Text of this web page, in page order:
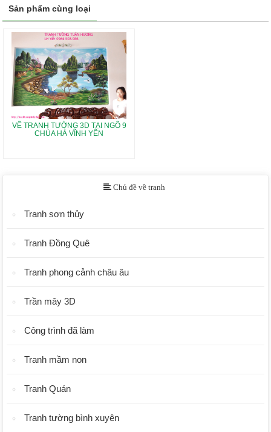
Sản phẩm cùng loại
VẼ TRANH TƯỜNG 3D TẠI NGÕ 9
CHÙA HÀ VĨNH YÊN
Chủ đề về tranh
Tranh sơn thủy
Tranh Đồng Quê
Tranh phong cảnh châu âu
Trần mây 3D
Công trình đã làm
Tranh mầm non
Tranh Quán
Tranh tường bình xuyên